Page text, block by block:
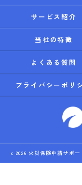
サービス紹介
当社の特徴
よくある質問
プライバシーポリ
c 2026 火災保険申請サポ